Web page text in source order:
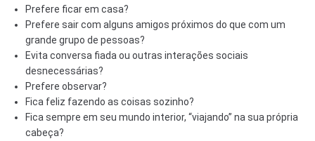
Prefere ficar em casa?
Prefere sair com alguns amigos próximos do que com um
grande grupo de pessoas?
Evita conversa fiada ou outras interações sociais
desnecessárias?
Prefere observar?
Fica feliz fazendo as coisas sozinho?
Fica sempre em seu mundo interior, “viajando” na sua própria
cabeça?